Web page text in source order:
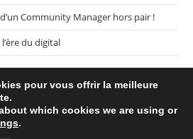
Community Manager hors pair !
du digital
CM Mag
pour vous offrir la meilleure
which cookies we are using or
.